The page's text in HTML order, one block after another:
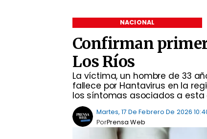
Confirman
Los Ríos
La víctima, un hombre de 33
fallece por Hantavirus en la
los síntomas asociados a
NACIONAL
Martes, 17 De Febrero De 2026
Prensa Web
Por